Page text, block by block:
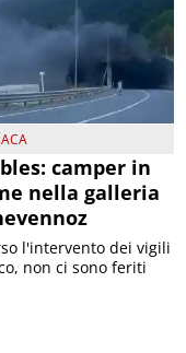
camper in
nella galleria
l'intervento dei vigili
non ci sono feriti